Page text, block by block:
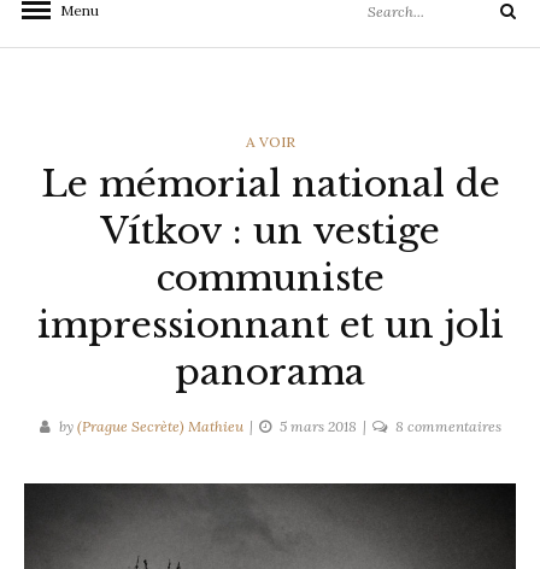
Menu
for:
Search
CATEGORIES
A VOIR
Le mémorial national de
Vítkov : un vestige
communiste
impressionnant et un joli
panorama
by (Prague Secrète) Mathieu 5 mars 2018 8 commentairessur